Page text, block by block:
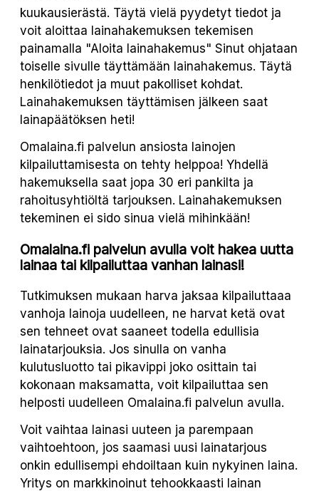
kuukausierästä. Täytä vielä pyydetyt tiedot ja
voit aloittaa lainahakemuksen tekemisen
painamalla "Aloita lainahakemus" Sinut ohjataan
toiselle sivulle täyttämään lainahakemus. Täytä
henkilötiedot ja muut pakolliset kohdat.
Lainahakemuksen täyttämisen jälkeen saat
lainapäätöksen heti!
Omalaina.fi palvelun ansiosta lainojen
kilpailuttamisesta on tehty helppoa! Yhdellä
hakemuksella saat jopa 30 eri pankilta ja
rahoitusyhtiöltä tarjouksen. Lainahakemuksen
tekeminen ei sido sinua vielä mihinkään!
Omalaina.fi palvelun avulla voit hakea uutta
lainaa tai kilpailuttaa vanhan lainasi!
Tutkimuksen mukaan harva jaksaa kilpailuttaaa
vanhoja lainoja uudelleen, ne harvat ketä ovat
sen tehneet ovat saaneet todella edullisia
lainatarjouksia. Jos sinulla on vanha
kulutusluotto tai pikavippi joko osittain tai
kokonaan maksamatta, voit kilpailuttaa sen
helposti uudelleen Omalaina.fi palvelun avulla.
Voit vaihtaa lainasi uuteen ja parempaan
vaihtoehtoon, jos saamasi uusi lainatarjous
onkin edullisempi ehdoiltaan kuin nykyinen laina.
Yritys on markkinoinut tehookkaasti lainan